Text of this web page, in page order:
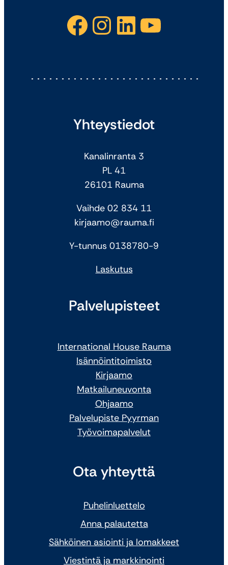
Facebook Instagram LinkedIn YouTube
Yhteystiedot
Kanalinranta 3
PL 41
26101 Rauma
Vaihde 02 834 11
kirjaamo@rauma.fi
Y-tunnus 0138780-9
Laskutus
Palvelupisteet
International House Rauma
Isännöintitoimisto
Kirjaamo
Matkailuneuvonta
Ohjaamo
Palvelupiste Pyyrman
Työvoimapalvelut
Ota yhteyttä
Puhelinluettelo
Anna palautetta
Sähköinen asiointi ja lomakkeet
Viestintä ja markkinointi